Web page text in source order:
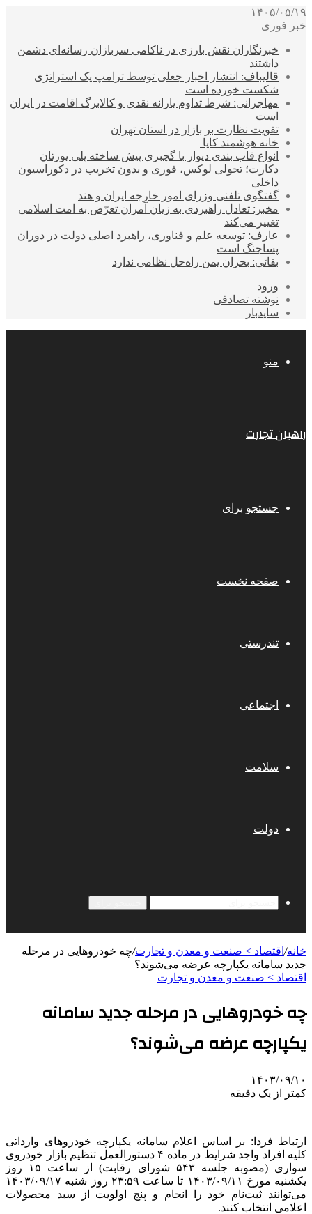
۱۴۰۵/۰۵/۱۹
خبر فوری
خبرنگاران نقش بارزی در ناکامی سربازان رسانه‌ای دشمن
داشتند
قالیباف: انتشار اخبار جعلی توسط ترامپ یک استراتژی
شکست خورده است
مهاجرانی: شرط تداوم یارانه نقدی و کالابرگ اقامت در ایران
است
تقویت نظارت بر بازار در استان تهران
خانه هوشمند کایا
انواع قاب بندی دیوار با گچبری پیش ساخته پلی یورتان
دکارت؛ تحولی لوکس، فوری و بدون تخریب در دکوراسیون
داخلی
گفتگوی تلفنی وزرای امور خارجه ایران و هند
مخبر: تعادل راهبردی به زیان آمران تعرّض به امت اسلامی
تغییر می‌کند
عارف: توسعه علم و فناوری، راهبرد اصلی دولت در دوران
پساجنگ است
بقائی: بحران یمن راه‌حل نظامی ندارد
ورود
نوشته تصادفی
سایدبار
منو
راهیان تجارت
جستجو برای
صفحه نخست
تندرستی
اجتماعی
سلامت
دولت
خانه/ اقتصاد > صنعت و معدن و تجارت/چه خودروهایی در مرحله
جدید سامانه یکپارچه عرضه می‌شوند؟
اقتصاد > صنعت و معدن و تجارت
چه خودروهایی در مرحله جدید سامانه
یکپارچه عرضه می‌شوند؟
۱۴۰۳/۰۹/۱۰
کمتر از یک دقیقه
ارتباط فردا: بر اساس اعلام سامانه یکپارچه خودروهای وارداتی
کلیه افراد واجد شرایط در ماده ۴ دستورالعمل تنظیم بازار خودروی
سواری (مصوبه جلسه ۵۴۳ شورای رقابت) از ساعت ۱۵ روز
یکشنبه مورخ ۱۴۰۳/۰۹/۱۱ تا ساعت ۲۳:۵۹ روز شنبه ۱۴۰۳/۰۹/۱۷
می‌توانند ثبت‌نام خود را انجام و پنج اولویت از سبد محصولات
اعلامی انتخاب کنند.